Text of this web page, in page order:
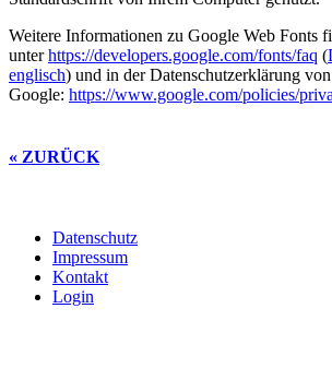
Weitere Informationen zu Google Web Fonts
unterhttps://developers.google.com/fonts/faq (
englisch) und in der Datenschutzerklärung von
Google: https://www.google.com/policies/
« ZURÜCK
Datenschutz
Impressum
Kontakt
Login